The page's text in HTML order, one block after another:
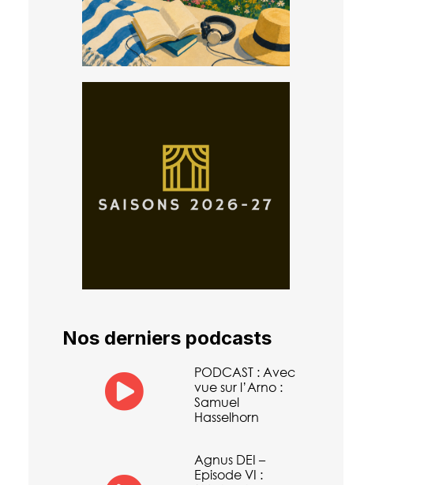
Nos derniers podcasts
PODCAST : Avec
vue sur l’Arno :
Samuel
Hasselhorn
Agnus DEI –
Episode VI :